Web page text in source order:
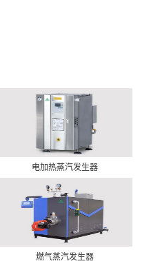
电加热蒸汽发生器
燃气蒸汽发生器